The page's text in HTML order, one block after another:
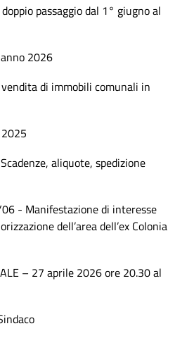
passaggio dal 1° giugno al
2026
di immobili comunali in
aliquote, spedizione
06 - Manifestazione di interesse
dell’area dell’ex Colonia
– 27 aprile 2026 ore 20.30 al